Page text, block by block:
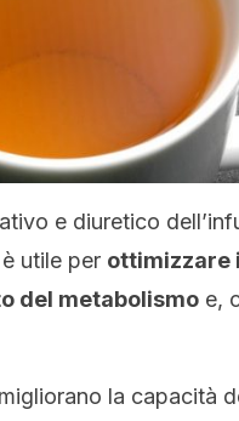
e diuretico
utile per ottimizzare
del metabolismo e,
la capacità